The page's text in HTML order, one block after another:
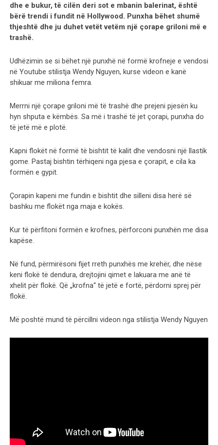
dhe e bukur, të cilën deri sot e mbanin balerinat, është
bërë trendi i fundit në Hollywood. Punxha bëhet shumë
thjeshtë dhe ju duhet vetët vetëm një çorape griloni më e
trashë.
Udhëzimin se si bëhet një punxhë në formë krofneje e vendosi
në Youtube stilistja Wendy Nguyen, kurse videon e kanë
shikuar me miliona femra.
Merrni një çorape griloni më të trashë dhe prejeni pjesën ku
hyn shputa e këmbës. Sa më i trashë të jet çorapi, punxha do
të jetë më e plotë.
Kapni flokët në formë të bishtit të kalit dhe vendosni një llastik
gome. Pastaj bishtin tërhiqeni nga pjesa e çorapit, e cila ka
formën e gypit.
Çorapin kapeni me fundin e bishtit dhe silleni disa herë së
bashku me flokët nga maja e kokës.
Kur të përfitoni formën e krofnes, përforconi punxhën me disa
kapëse.
Në fund, përmirësoni fijet rreth punxhës me krehër, dhe nëse
keni flokë të dendura, drejtojini qimet e lakuara me anë të
xhelit për flokë. Që „krofna“ të jetë e fortë, përdorni sprej për
flokë.
Më poshtë mund të përcillni videon nga stilistja Wendy Nguyen